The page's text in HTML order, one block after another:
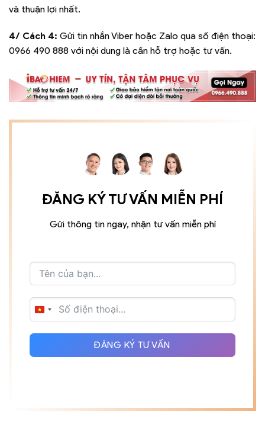
và thuận lợi nhất.
4/ Cách 4: Gửi tin nhắn Viber hoặc Zalo qua số điện thoại:
0966 490 888 với nội dung là cần hỗ trợ hoặc tư vấn.
ĐĂNG KÝ TƯ VẤN MIỄN PHÍ
Gửi thông tin ngay, nhận tư vấn miễn phí
VIETNAM
ĐĂNG KÝ TƯ VẤN